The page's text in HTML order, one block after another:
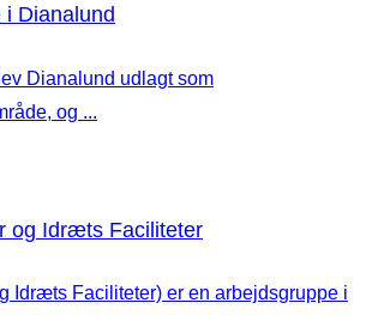
i Dianalund
Dianalund udlagt som
og ...
og Idræts Faciliteter
Idræts Faciliteter) er en arbejdsgruppe i